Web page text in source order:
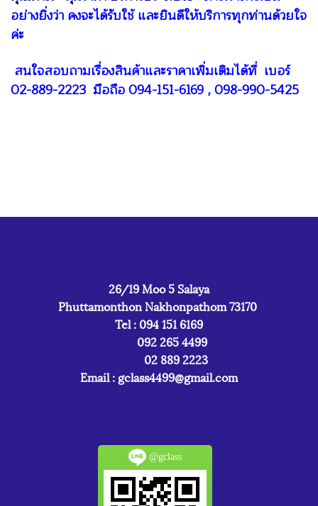
อย่างยิ่งว่า คงจะได้รับใช้ และยินดีให้บริการทุกท่านด้วยใจ
ค่ะ
สนใจสอบถามเรื่องสินค้าและราคาเพิ่มเติมได้ที่ เบอร์
02-889-2223 มือถือ 094-151-6169 , 098-990-5425
26/19 Moo 5 Salaya
Phuttamonthon Nakhonpathom 73170
Tel : 094 151 6169
092 265 4499
02 889 2223
Email : gclass4499@gmail.com
@gclass